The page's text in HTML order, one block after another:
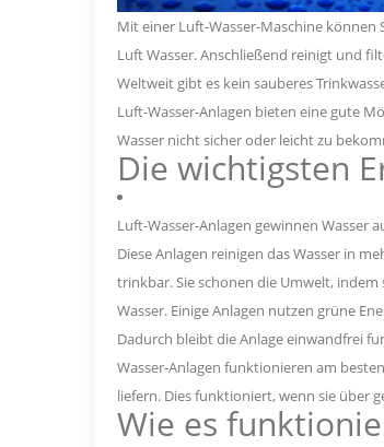
Mit einer Luft-Wasser-Maschine können
Luft Wasser. Anschließend reinigt und
Weltweit gibt es kein sauberes
Luft-Wasser-Anlagen bieten eine gute
Wasser nicht sicher oder leicht zu
Die wichtigsten
Luft-Wasser-Anlagen gewinnen Wasser
Diese Anlagen reinigen das Wasser in
trinkbar. Sie schonen die Umwelt,
Wasser. Einige Anlagen nutzen grüne
Dadurch bleibt die Anlage einwandfrei
Wasser-Anlagen funktionieren am
liefern. Dies funktioniert, wenn sie über
Wie es